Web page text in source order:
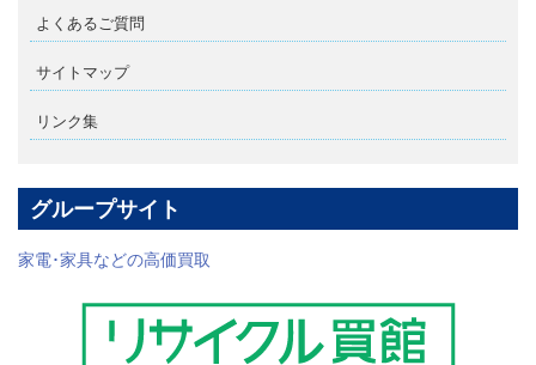
よくあるご質問
サイトマップ
リンク集
グループサイト
家電･家具などの高価買取